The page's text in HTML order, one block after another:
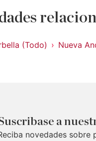
(Todo) Nueva
a
novedades